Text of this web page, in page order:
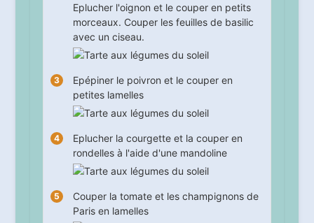
Eplucher l'oignon et le couper en petits
morceaux. Couper les feuilles de basilic
avec un ciseau.
Epépiner le poivron et le couper en
petites lamelles
Eplucher la courgette et la couper en
rondelles à l'aide d'une mandoline
Couper la tomate et les champignons de
Paris en lamelles